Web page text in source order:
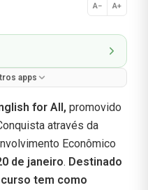
A− A+
Normal
apps
for All, promovido
através da
Econômico
de janeiro. Destinado
tem como